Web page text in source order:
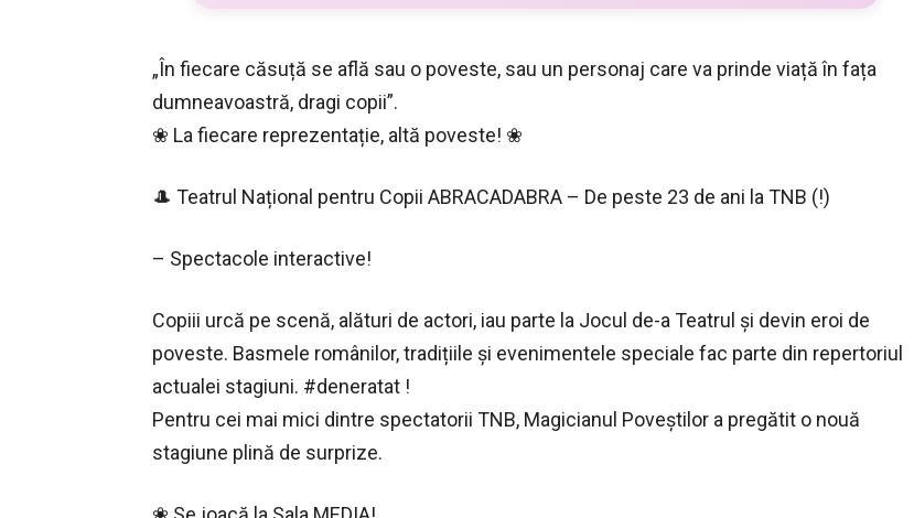
„În fiecare căsuță se află sau o poveste, sau un personaj care va prinde viață în fața
dumneavoastră, dragi copii”.
❀ La fiecare reprezentație, altă poveste! ❀
🎩 Teatrul Național pentru Copii ABRACADABRA – De peste 23 de ani la TNB (!)
– Spectacole interactive!
Copiii urcă pe scenă, alături de actori, iau parte la Jocul de-a Teatrul și devin eroi de
poveste. Basmele românilor, tradițiile și evenimentele speciale fac parte din repertoriul
actualei stagiuni. #deneratat !
Pentru cei mai mici dintre spectatorii TNB, Magicianul Poveştilor a pregătit o nouă
stagiune plină de surprize.